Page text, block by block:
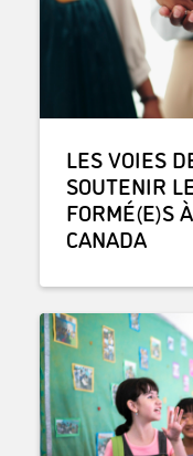
LES VOIES
SOUTENIR
FORMÉ(E)S
CANADA